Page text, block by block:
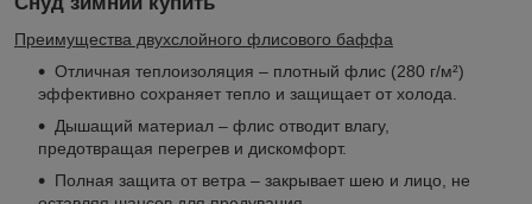
Преимущества двухслойного флисового баффа
Отличная теплоизоляция – плотный флис (280 г/м²)
эффективно сохраняет тепло и защищает от холода.
Дышащий материал – флис отводит влагу,
предотвращая перегрев и дискомфорт.
Полная защита от ветра – закрывает шею и лицо, не